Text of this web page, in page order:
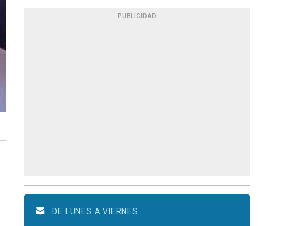
PUBLICIDAD
DE LUNES A VIERNES